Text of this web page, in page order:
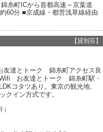
糸町ICから首都高速～京葉道
60分 ■京成線・都営浅草線経由
【貸別荘】
達とトーク 錦糸町アクセス良
お友達とトーク 錦糸町駅・
コタツあり。東京の観光地、
クイン方式です。
）